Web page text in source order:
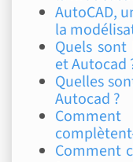
AutoCAD,
la
Quels
et Autocad
Quelles
Autocad ?
Comment